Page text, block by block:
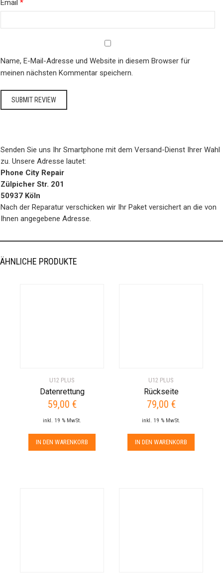
Email *
Name, E-Mail-Adresse und Website in diesem Browser für
meinen nächsten Kommentar speichern.
Senden Sie uns Ihr Smartphone mit dem Versand-Dienst Ihrer Wahl
zu. Unsere Adresse lautet:
Phone City Repair
Zülpicher Str. 201
50937 Köln
Nach der Reparatur verschicken wir Ihr Paket versichert an die von
Ihnen angegebene Adresse.
ÄHNLICHE PRODUKTE
U12 PLUS
Datenrettung
59,00 €
inkl. 19 % MwSt.
IN DEN WARENKORB
U12 PLUS
Rückseite
79,00 €
inkl. 19 % MwSt.
IN DEN WARENKORB